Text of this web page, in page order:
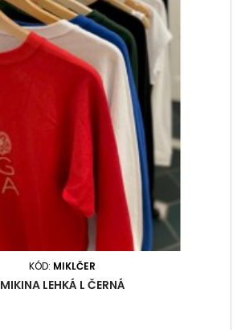
KÓD: MIKLČER
MIKINA LEHKÁ L ČERNÁ